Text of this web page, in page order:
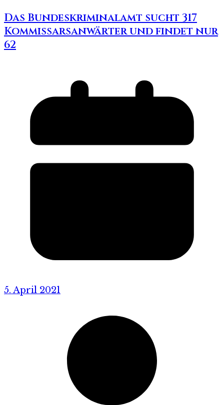
Das Bundeskriminalamt sucht 317
Kommissarsanwärter und findet nur
62
5. April 2021